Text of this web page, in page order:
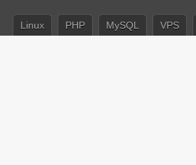
Linux PHP MySQL VPS